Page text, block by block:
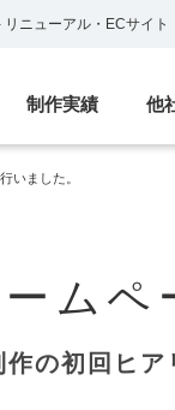
リニューアル・ECサイト
制作実績 他
いました。
ムペ
作の初回ヒア